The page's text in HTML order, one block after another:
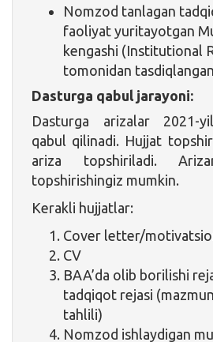
Nomzod tanlagan
faoliyat yuritayotgan
kengashi (Institutional
tomonidan
Dasturga qabul jarayoni:
Dasturga arizalar 2021-
qabul qilinadi. Hujjat
ariza topshiriladi.
topshirishingiz mumkin.
Kerakli hujjatlar:
Cover letter/
CV
BAA’da olib borilishi
tadqiqot rejasi
tahlili)
Nomzod ishlaydigan